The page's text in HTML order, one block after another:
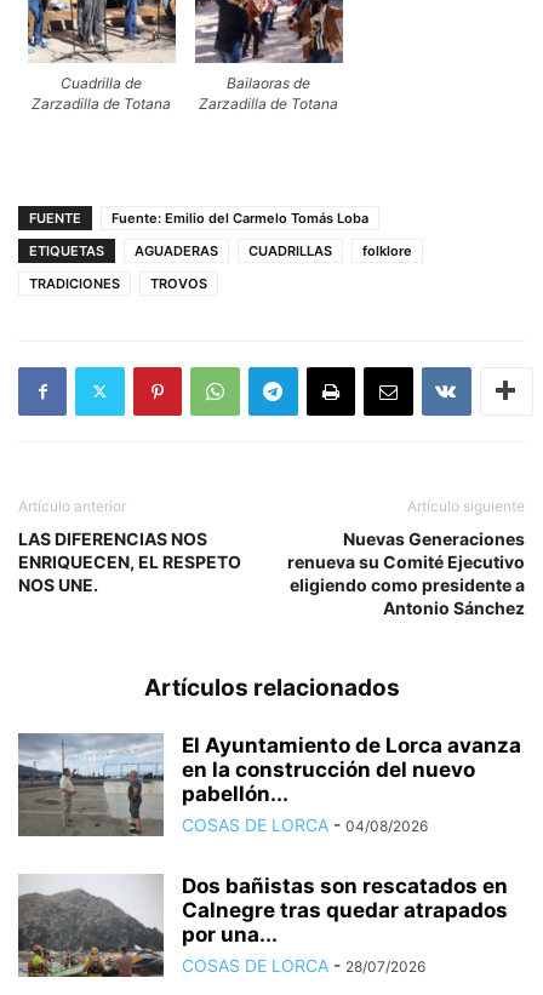
Cuadrilla de
Zarzadilla de Totana
Bailaoras de
Zarzadilla de Totana
FUENTE
Fuente: Emilio del Carmelo Tomás Loba
ETIQUETAS
AGUADERAS CUADRILLAS
folklore
TRADICIONES
TROVOS
Artículo anterior
LAS DIFERENCIAS NOS
ENRIQUECEN, EL RESPETO
NOS UNE.
Artículo siguiente
Nuevas Generaciones
renueva su Comité Ejecutivo
eligiendo como presidente a
Antonio Sánchez
Artículos relacionados
El Ayuntamiento de Lorca avanza
en la construcción del nuevo
pabellón...
COSAS DE LORCA - 04/08/2026
Dos bañistas son rescatados en
Calnegre tras quedar atrapados
por una...
COSAS DE LORCA - 28/07/2026